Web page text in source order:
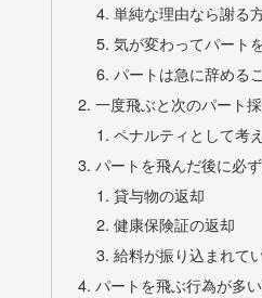
単純な理由なら謝る
気が変わってパート
パートは急に辞める
一度飛ぶと次のパート
ペナルティとして考
パートを飛んだ後に必
貸与物の返却
健康保険証の返却
給料が振り込まれて
パートを飛ぶ行為が多